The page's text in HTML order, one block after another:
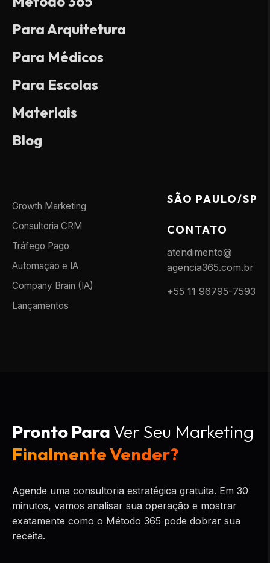
Para Arquitetura
Para Médicos
Para Escolas
Materiais
Blog
Growth Marketing
Consultoria CRM
Tráfego Pago
Automação e IA
Company Brain (IA)
Lançamentos
SÃO PAULO/SP
CONTATO
atendimento@
agencia365.com.br
+55 11 96795-7593
Pronto ParaVer Seu Marketing
Finalmente Vender?
Agende uma consultoria estratégica gratuita. Em 30
minutos, vamos analisar sua operação e mostrar
exatamente como o Método 365 pode dobrar sua
receita.